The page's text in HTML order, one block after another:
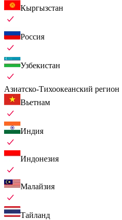
Кыргызстан
Россия
Узбекистан
Азиатско-Тихоокеанский регион
Вьетнам
Индия
Индонезия
Малайзия
Тайланд